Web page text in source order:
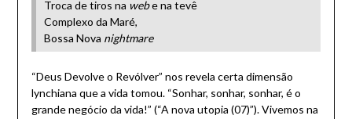
Troca de tiros na webe na tevê
Complexo da Maré,
Bossa Nova nightmare
“Deus Devolve o Revólver” nos revela certa dimensão
lynchiana que a vida tomou. “Sonhar, sonhar, sonhar, é o
grande negócio da vida!” (“A nova utopia (07)”). Vivemos na